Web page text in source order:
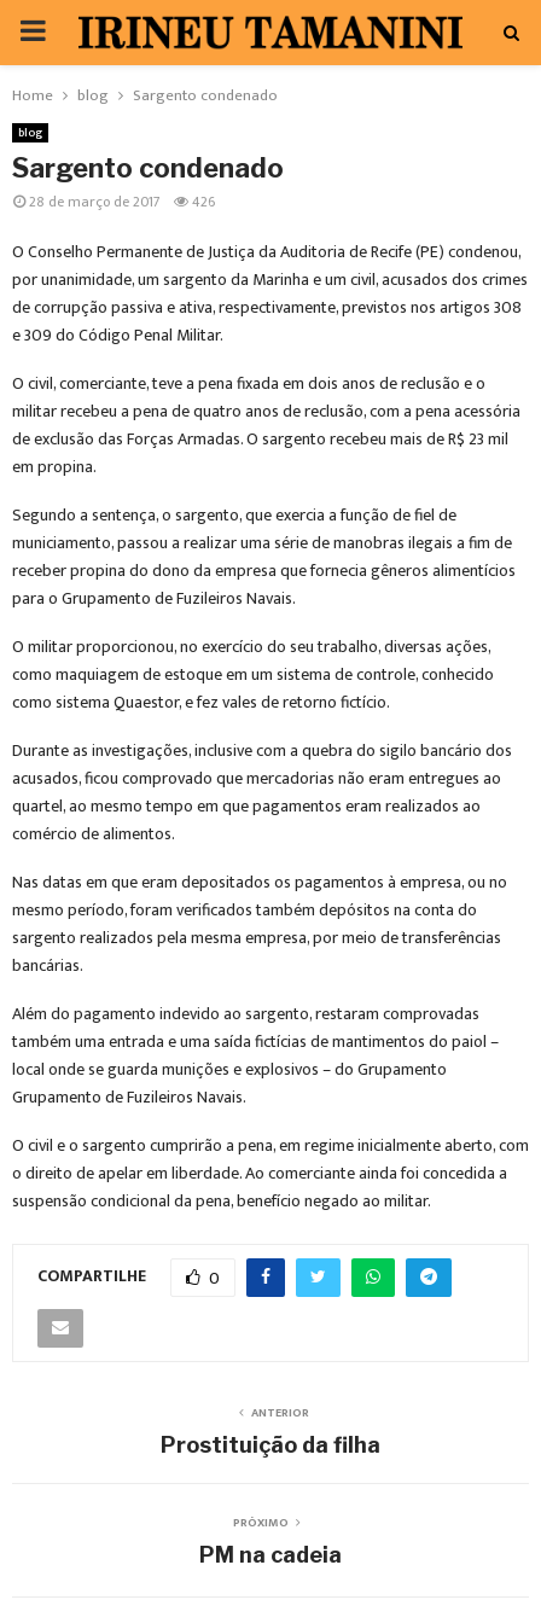
PRIMARY
MENU
Home blog Sargento condenado
blog
Sargento condenado
28 de março de 2017 426
O Conselho Permanente de Justiça da Auditoria de Recife (PE) condenou,
por unanimidade, um sargento da Marinha e um civil, acusados dos crimes
de corrupção passiva e ativa, respectivamente, previstos nos artigos 308
e 309 do Código Penal Militar.
O civil, comerciante, teve a pena fixada em dois anos de reclusão e o
militar recebeu a pena de quatro anos de reclusão, com a pena acessória
de exclusão das Forças Armadas. O sargento recebeu mais de R$ 23 mil
em propina.
Segundo a sentença, o sargento, que exercia a função de fiel de
municiamento, passou a realizar uma série de manobras ilegais a fim de
receber propina do dono da empresa que fornecia gêneros alimentícios
para o Grupamento de Fuzileiros Navais.
O militar proporcionou, no exercício do seu trabalho, diversas ações,
como maquiagem de estoque em um sistema de controle, conhecido
como sistema Quaestor, e fez vales de retorno fictício.
Durante as investigações, inclusive com a quebra do sigilo bancário dos
acusados, ficou comprovado que mercadorias não eram entregues ao
quartel, ao mesmo tempo em que pagamentos eram realizados ao
comércio de alimentos.
Nas datas em que eram depositados os pagamentos à empresa, ou no
mesmo período, foram verificados também depósitos na conta do
sargento realizados pela mesma empresa, por meio de transferências
bancárias.
Além do pagamento indevido ao sargento, restaram comprovadas
também uma entrada e uma saída fictícias de mantimentos do paiol –
local onde se guarda munições e explosivos – do Grupamento
Grupamento de Fuzileiros Navais.
O civil e o sargento cumprirão a pena, em regime inicialmente aberto, com
o direito de apelar em liberdade. Ao comerciante ainda foi concedida a
suspensão condicional da pena, benefício negado ao militar.
COMPARTILHE 0
ANTERIOR
Prostituição da filha
PRÓXIMO
PM na cadeia